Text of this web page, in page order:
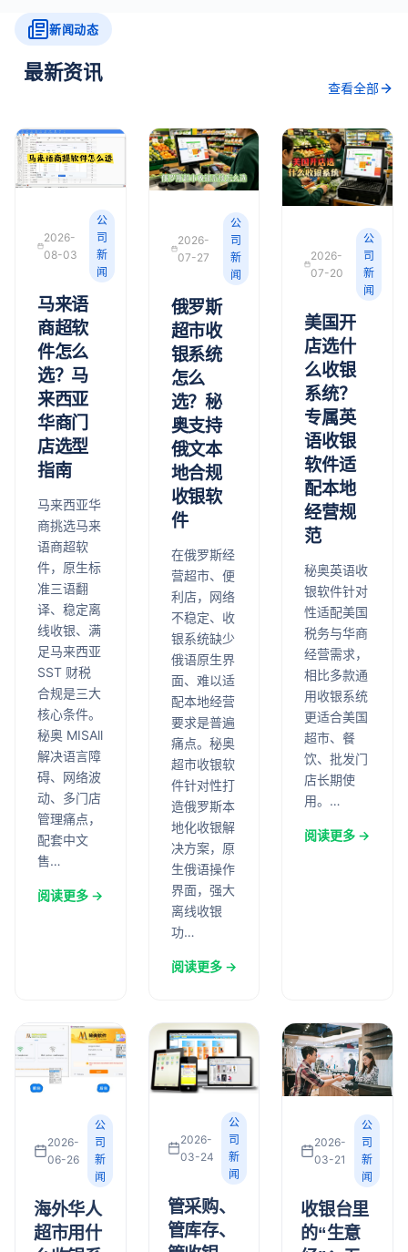
新闻动态
最新资讯
查看全部
2026-
08-03
公
司
新
闻
马来语
商超软
件怎么
选？马
来西亚
华商门
店选型
指南
马来西亚华
商挑选马来
语商超软
件，原生标
准三语翻
译、稳定离
线收银、满
足马来西亚
SST 财税
合规是三大
核心条件。
秘奥 MISAll
解决语言障
碍、网络波
动、多门店
管理痛点，
配套中文
售…
阅读更多 →
2026-
07-27
公
司
新
闻
俄罗斯
超市收
银系统
怎么
选？秘
奥支持
俄文本
地合规
收银软
件
在俄罗斯经
营超市、便
利店，网络
不稳定、收
银系统缺少
俄语原生界
面、难以适
配本地经营
要求是普遍
痛点。秘奥
超市收银软
件针对性打
造俄罗斯本
地化收银解
决方案，原
生俄语操作
界面，强大
离线收银
功…
阅读更多 →
2026-
07-20
公
司
新
闻
美国开
店选什
么收银
系统？
专属英
语收银
软件适
配本地
经营规
范
秘奥英语收
银软件针对
性适配美国
税务与华商
经营需求，
相比多款通
用收银系统
更适合美国
超市、餐
饮、批发门
店长期使
用。…
阅读更多 →
2026-
06-26
公
司
新
闻
海外华人
超市用什
2026-
03-24
公
司
新
闻
管采购、
管库存、
2026-
03-21
公
司
新
闻
收银台里
的“生意